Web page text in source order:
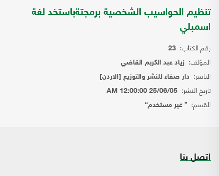
تنظيم الحواسيب الشخصية برمجتةباستخد لغة
اسمبلي
رقم الكتاب: 23
المؤلف: زياد عبد الكربم القاضي
الناشر: دار صفاء للنشر والتوزيع [الاردن]
تاريخ النشر: 25/06/05 12:00:00 AM
القسم: { غير مستخدم}
اتصل بنا